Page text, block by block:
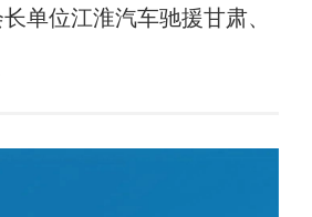
单位江淮汽车驰援甘肃、